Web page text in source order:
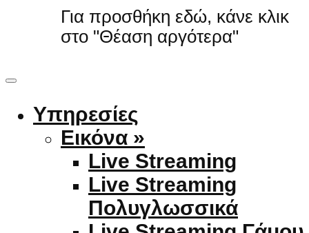
Για προσθήκη εδώ, κάνε κλικ
στο "Θέαση αργότερα"
Υπηρεσίες
Εικόνα »
Live Streaming
Live Streaming
Πολυγλωσσικά